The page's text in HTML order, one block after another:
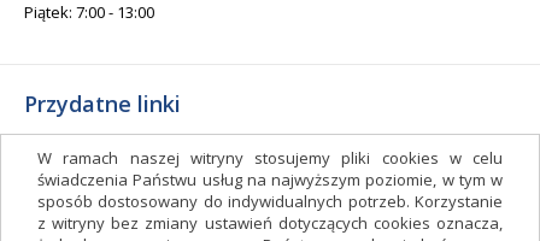
W ramach naszej witryny stosujemy pliki cookies w celu
świadczenia Państwu usług na najwyższym poziomie, w tym w
sposób dostosowany do indywidualnych potrzeb. Korzystanie
z witryny bez zmiany ustawień dotyczących cookies oznacza,
Piątek: 7:00 - 13:00
Przydatne linki
Gminny Ośrodek Kultury i Sportu
Gminna Biblioteka Publiczna
facebook.com/gminagrudziadz
Deklaracja dostępności